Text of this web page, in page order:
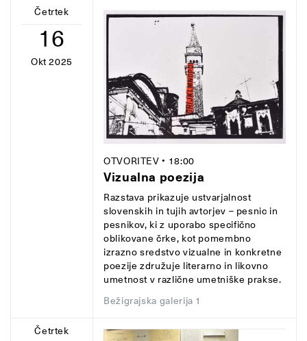
Četrtek
16
Okt 2025
OTVORITEV • 18:00
Vizualna poezija
Razstava prikazuje ustvarjalnost
slovenskih in tujih avtorjev – pesnic in
pesnikov, ki z uporabo specifično
oblikovane črke, kot pomembno
izrazno sredstvo vizualne in konkretne
poezije združuje literarno in likovno
umetnost v različne umetniške prakse.
Bežigrajska galerija 1
Četrtek